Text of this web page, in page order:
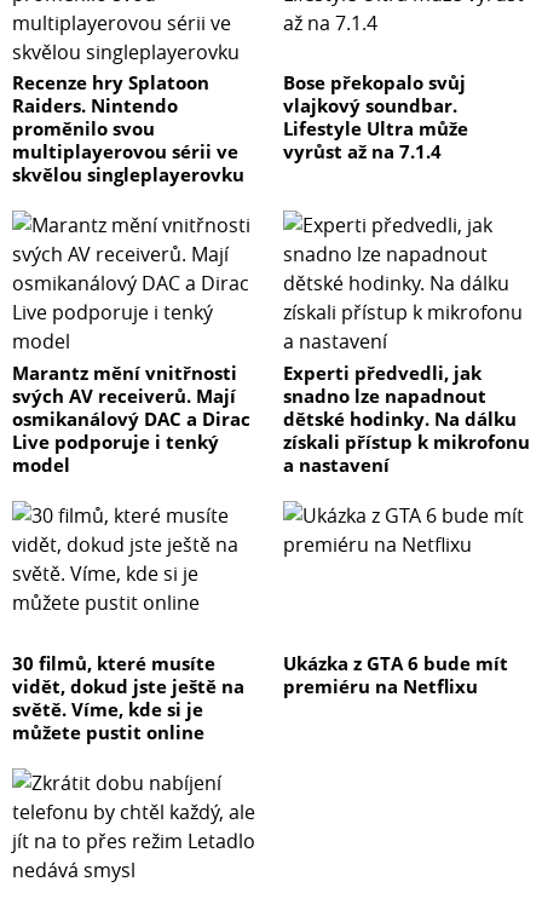
Recenze hry Splatoon
Raiders. Nintendo
proměnilo svou
multiplayerovou sérii ve
skvělou singleplayerovku
Bose překopalo svůj
vlajkový soundbar.
Lifestyle Ultra může
vyrůst až na 7.1.4
Marantz mění vnitřnosti
svých AV receiverů. Mají
osmikanálový DAC a Dirac
Live podporuje i tenký
model
Experti předvedli, jak
snadno lze napadnout
dětské hodinky. Na dálku
získali přístup k mikrofonu
a nastavení
30 filmů, které musíte
vidět, dokud jste ještě na
světě. Víme, kde si je
můžete pustit online
Ukázka z GTA 6 bude mít
premiéru na Netflixu